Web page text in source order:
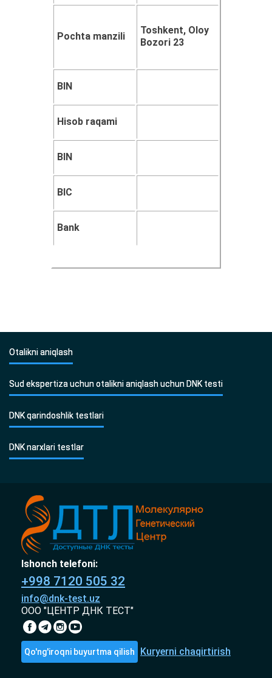
Pochta manzili
Toshkent, Oloy
Bozori 23
BIN
Hisob raqami
BIN
BIC
Bank
Otalikni aniqlash
Sud ekspertiza uchun otalikni aniqlash uchun DNK testi
DNK qarindoshlik testlari
DNK narxlari testlar
Ishonch telefoni:
+998 7120 505 32
info@dnk-test.uz
ООО "ЦЕНТР ДНК ТЕСТ"
Qo'ng'iroqni buyurtma qilish Kuryerni chaqirtirish